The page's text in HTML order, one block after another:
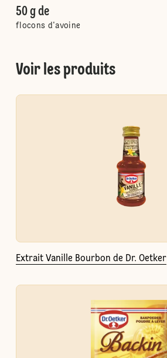
50 g de
flocons d'avoine
Voir les produits
Extrait Vanille Bourbon de Dr. Oetker